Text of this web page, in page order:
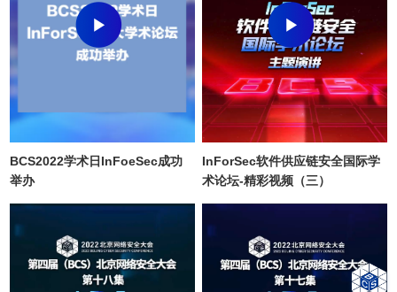
BCS2022学术日InFoeSec成功
举办
InForSec软件供应链安全国际学
术论坛-精彩视频（三）